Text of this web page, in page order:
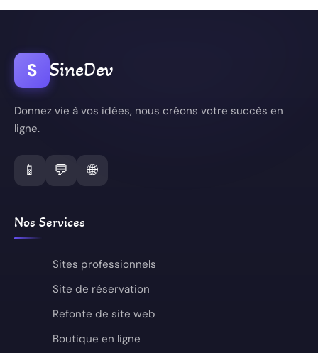
S SineDev
Donnez vie à vos idées, nous créons votre succès en
ligne.
📱 💬 🌐
Nos Services
Sites professionnels
Site de réservation
Refonte de site web
Boutique en ligne